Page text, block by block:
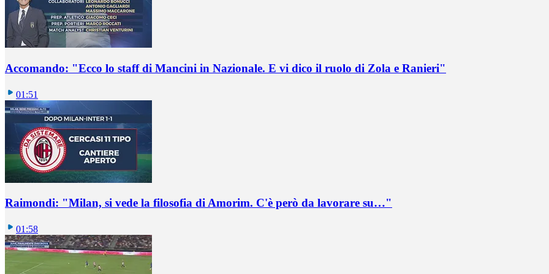
Accomando: "Ecco lo staff di Mancini in Nazionale. E vi dico il ruolo di Zola e Ranieri"
01:51
Raimondi: "Milan, si vede la filosofia di Amorim. C'è però da lavorare su…"
01:58